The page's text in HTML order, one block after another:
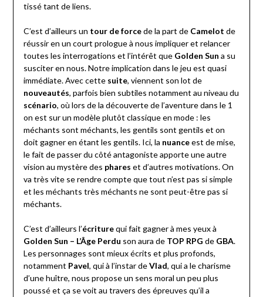
tissé tant de liens.
C’est d’ailleurs un tour de forcede la part de Camelot de
réussir en un court prologue à nous impliquer et relancer
toutes les interrogations et l’intérêt que Golden Sun a su
susciter en nous. Notre implication dans le jeu est quasi
immédiate. Avec cette suite, viennent son lot de
nouveautés, parfois bien subtiles notamment au niveau du
scénario, où lors de la découverte de l’aventure dans le 1
on est sur un modèle plutôt classique en mode : les
méchants sont méchants, les gentils sont gentils et on
doit gagner en étant les gentils. Ici, la nuanceest de mise,
le fait de passer du côté antagoniste apporte une autre
vision au mystère des phares et d’autres motivations. On
va très vite se rendre compte que tout n’est pas si simple
et les méchants très méchants ne sont peut-être pas si
méchants.
C’est d’ailleurs l’écriturequi fait gagner à mes yeux à
Golden Sun – L’Âge Perdu son aura de TOP RPG de GBA.
Les personnages sont mieux écrits et plus profonds,
notamment Pavel, qui à l’instar deVlad, qui a le charisme
d’une huître, nous propose un sens moral un peu plus
poussé et ça se voit au travers des épreuves qu’il a